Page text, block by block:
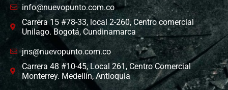
info@nuevopunto.com.co
Carrera 15 #78-33, local 2-260, Centro comercial
Unilago. Bogotá, Cundinamarca
jns@nuevopunto.com.co
Carrera 48 #10-45, Local 261, Centro Comercial
Monterrey. Medellín, Antioquia